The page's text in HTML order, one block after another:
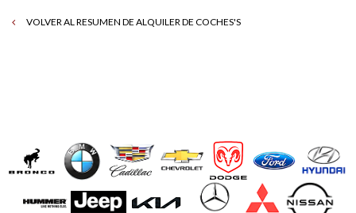
VOLVER AL RESUMEN DE ALQUILER DE COCHES'S